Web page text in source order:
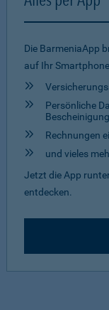
Die BarmeniaApp
auf Ihr
Persönliche
Rechnungen
und vieles
Jetzt die App
entdecken.